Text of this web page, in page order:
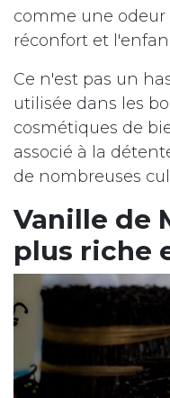
comme une odeur
réconfort et
Ce n'est pas un
utilisée dans les
cosmétiques de
associé à la
de nombreuses
Vanille de
plus riche